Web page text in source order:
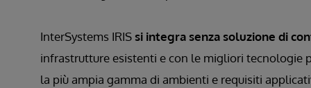
InterSystems IRIS si integra senza soluzione di
infrastrutture esistenti e con le migliori tecnologie
la più ampia gamma di ambienti e requisiti